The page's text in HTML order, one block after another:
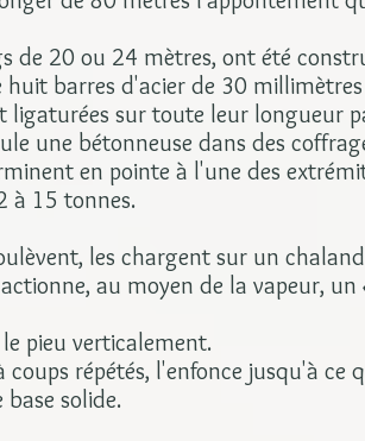
de 20 ou 24 mètres, ont été
huit barres d'acier de 30
ligaturées sur toute leur longueur
une bétonneuse dans des
en pointe à l'une des
à 15 tonnes.
les chargent sur un
au moyen de la vapeur, un
pieu verticalement.
coups répétés, l'enfonce jusqu'à
solide.